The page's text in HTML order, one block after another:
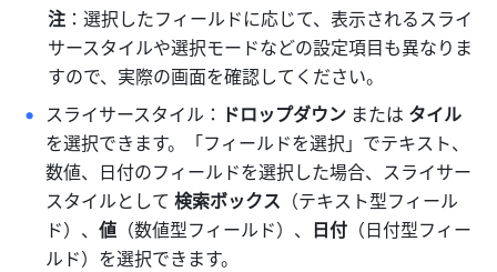
注 ：選択したフィールドに応じて、表示されるスライ
サースタイルや選択モードなどの設定項目も異なりま
すので、実際の画面を確認してください。
スライサースタイル： ドロップダウン または タイル
を選択できます。「フィールドを選択」でテキスト、
数値、日付のフィールドを選択した場合、スライサー
スタイルとして 検索ボックス （テキスト型フィール
ド）、値 （数値型フィールド）、 日付 （日付型フィー
ルド）を選択できます。